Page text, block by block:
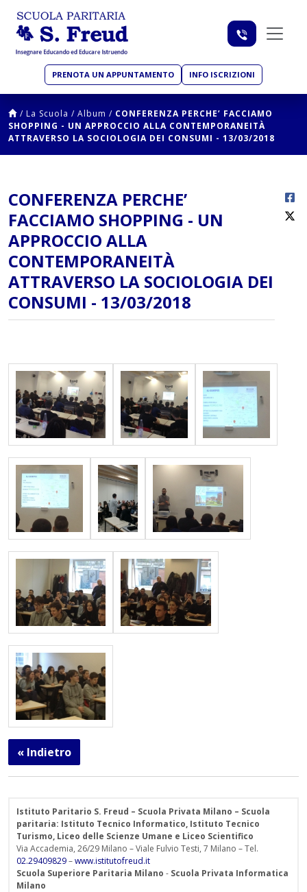
PRENOTA UN APPUNTAMENTO INFO ISCRIZIONI
/ La Scuola / Album / CONFERENZA PERCHE’ FACCIAMO
SHOPPING - UN APPROCCIO ALLA CONTEMPORANEITÀ
ATTRAVERSO LA SOCIOLOGIA DEI CONSUMI - 13/03/2018
CONFERENZA PERCHE’
FACCIAMO SHOPPING - UN
APPROCCIO ALLA
CONTEMPORANEITÀ
ATTRAVERSO LA SOCIOLOGIA DEI
CONSUMI - 13/03/2018
« Indietro
Istituto Paritario S. Freud – Scuola Privata Milano – Scuola
paritaria: Istituto Tecnico Informatico, Istituto Tecnico
Turismo, Liceo delle Scienze Umane e Liceo Scientifico
Via Accademia, 26/29 Milano – Viale Fulvio Testi, 7 Milano – Tel.
02.29409829–www.istitutofreud.it
Scuola Superiore Paritaria Milano - Scuola Privata Informatica
Milano